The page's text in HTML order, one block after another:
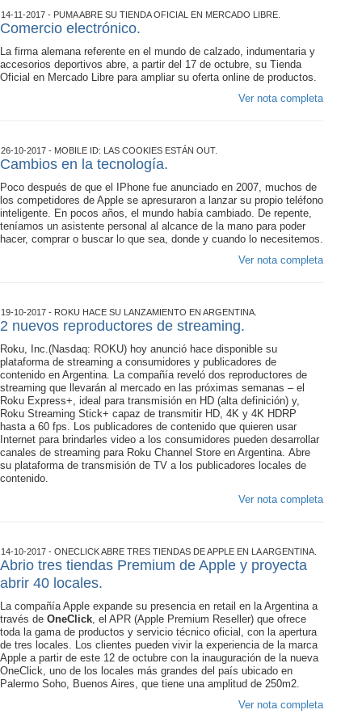
14-11-2017 - PUMA ABRE SU TIENDA OFICIAL EN MERCADO LIBRE.
Comercio electrónico.
La firma alemana referente en el mundo de calzado, indumentaria y
accesorios deportivos abre, a partir del 17 de octubre, su Tienda
Oficial en Mercado Libre para ampliar su oferta online de productos.
Ver nota completa
26-10-2017 - MOBILE ID: LAS COOKIES ESTÁN OUT.
Cambios en la tecnología.
Poco después de que el IPhone fue anunciado en 2007, muchos de
los competidores de Apple se apresuraron a lanzar su propio teléfono
inteligente. En pocos años, el mundo había cambiado. De repente,
teníamos un asistente personal al alcance de la mano para poder
hacer, comprar o buscar lo que sea, donde y cuando lo necesitemos.
Ver nota completa
19-10-2017 - ROKU HACE SU LANZAMIENTO EN ARGENTINA.
2 nuevos reproductores de streaming.
Roku, Inc.(Nasdaq: ROKU) hoy anunció hace disponible su
plataforma de streaming a consumidores y publicadores de
contenido en Argentina. La compañía reveló dos reproductores de
streaming que llevarán al mercado en las próximas semanas – el
Roku Express+, ideal para transmisión en HD (alta definición) y,
Roku Streaming Stick+ capaz de transmitir HD, 4K y 4K HDRP
hasta a 60 fps. Los publicadores de contenido que quieren usar
Internet para brindarles video a los consumidores pueden desarrollar
canales de streaming para Roku Channel Store en Argentina. Abre
su plataforma de transmisión de TV a los publicadores locales de
contenido.
Ver nota completa
14-10-2017 - ONECLICK ABRE TRES TIENDAS DE APPLE EN LA ARGENTINA.
Abrio tres tiendas Premium de Apple y proyecta
abrir 40 locales.
La compañía Apple expande su presencia en retail en la Argentina a
través de OneClick, el APR (Apple Premium Reseller) que ofrece
toda la gama de productos y servicio técnico oficial, con la apertura
de tres locales. Los clientes pueden vivir la experiencia de la marca
Apple a partir de este 12 de octubre con la inauguración de la nueva
OneClick, uno de los locales más grandes del país ubicado en
Palermo Soho, Buenos Aires, que tiene una amplitud de 250m2.
Ver nota completa